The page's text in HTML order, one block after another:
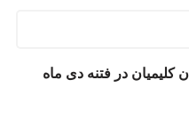
در فتنه دی ماه